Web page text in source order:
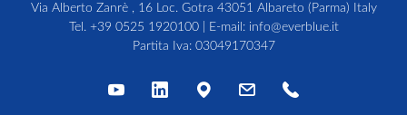
Via Alberto Zanrè , 16 Loc. Gotra 43051 Albareto (Parma) Italy
Tel. +39 0525 1920100| E-mail: info@everblue.it
Partita Iva: 03049170347